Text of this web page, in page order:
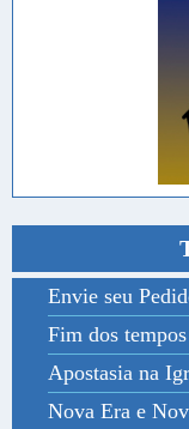
Envie seu
Fim dos tempos
Apostasia na
Nova Era e